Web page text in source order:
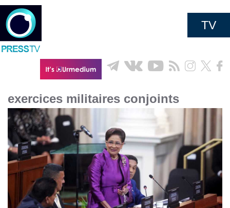
TV
exercices militaires conjoints